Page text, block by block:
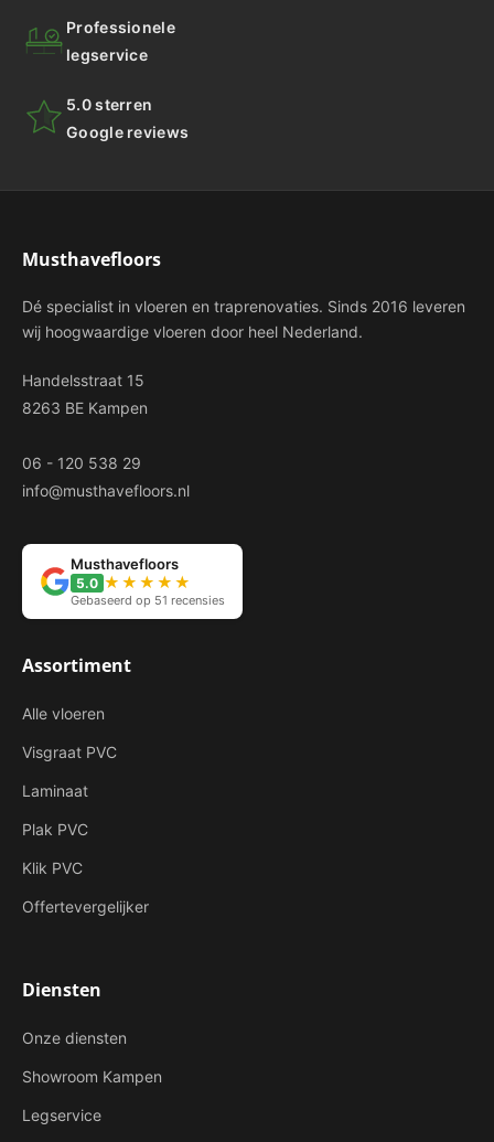
Professionele
legservice
5.0 sterren
Google reviews
Musthavefloors
Dé specialist in vloeren en traprenovaties. Sinds 2016 leveren
wij hoogwaardige vloeren door heel Nederland.
Handelsstraat 15
8263 BE Kampen
06 - 120 538 29
info@musthavefloors.nl
Musthavefloors
5.0 ★★★★★
Gebaseerd op 51 recensies
Assortiment
Alle vloeren
Visgraat PVC
Laminaat
Plak PVC
Klik PVC
Offertevergelijker
Diensten
Onze diensten
Showroom Kampen
Legservice